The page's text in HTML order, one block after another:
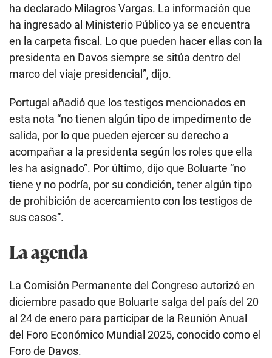
ha declarado Milagros Vargas. La información que
ha ingresado al Ministerio Público ya se encuentra
en la carpeta fiscal. Lo que pueden hacer ellas con la
presidenta en Davos siempre se sitúa dentro del
marco del viaje presidencial”, dijo.
Portugal añadió que los testigos mencionados en
esta nota “no tienen algún tipo de impedimento de
salida, por lo que pueden ejercer su derecho a
acompañar a la presidenta según los roles que ella
les ha asignado”. Por último, dijo que Boluarte “no
tiene y no podría, por su condición, tener algún tipo
de prohibición de acercamiento con los testigos de
sus casos”.
La agenda
La Comisión Permanente del Congreso autorizó en
diciembre pasado que Boluarte salga del país del 20
al 24 de enero para participar de la Reunión Anual
del Foro Económico Mundial 2025, conocido como el
Foro de Davos.